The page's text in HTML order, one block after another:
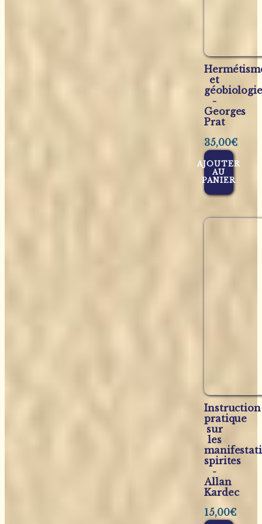
et
géobiologie
-
Georges
Prat
35,00€
AJOUTER
AU
PANIER
Instruction
pratique
sur
les
spirites
-
Allan
Kardec
15,00€